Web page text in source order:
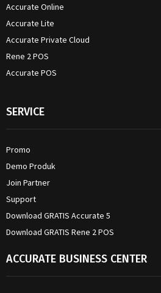
Accurate Online
Accurate Lite
Accurate Private Cloud
Rene 2 POS
Accurate POS
SERVICE
Promo
Demo Produk
Join Partner
Support
Download GRATIS Accurate 5
Download GRATIS Rene 2 POS
ACCURATE BUSINESS CENTER